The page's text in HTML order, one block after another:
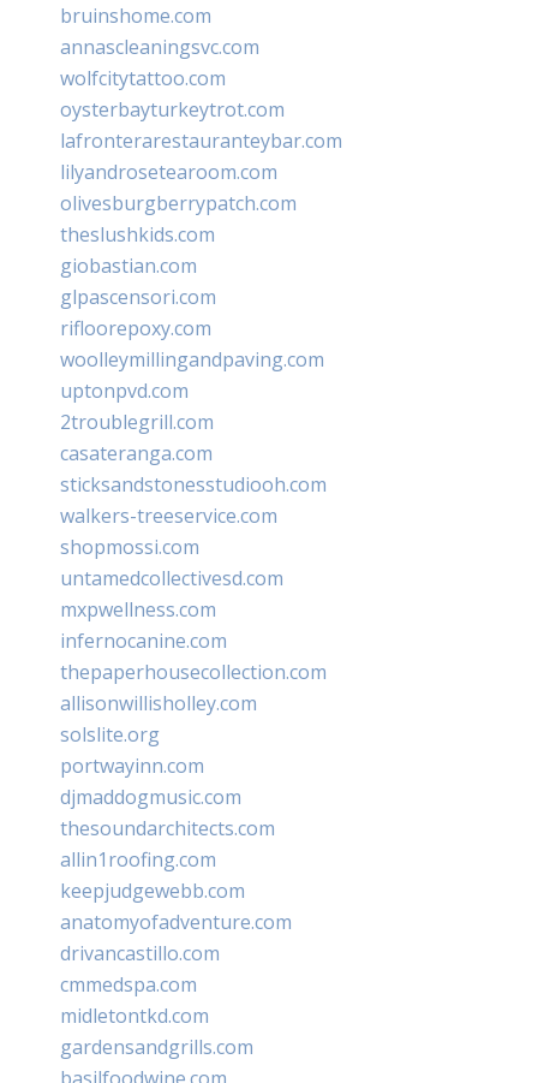
bruinshome.com
annascleaningsvc.com
wolfcitytattoo.com
oysterbayturkeytrot.com
lafronterarestauranteybar.com
lilyandrosetearoom.com
olivesburgberrypatch.com
theslushkids.com
giobastian.com
glpascensori.com
rifloorepoxy.com
woolleymillingandpaving.com
uptonpvd.com
2troublegrill.com
casateranga.com
sticksandstonesstudiooh.com
walkers-treeservice.com
shopmossi.com
untamedcollectivesd.com
mxpwellness.com
infernocanine.com
thepaperhousecollection.com
allisonwillisholley.com
solslite.org
portwayinn.com
djmaddogmusic.com
thesoundarchitects.com
allin1roofing.com
keepjudgewebb.com
anatomyofadventure.com
drivancastillo.com
cmmedspa.com
midletontkd.com
gardensandgrills.com